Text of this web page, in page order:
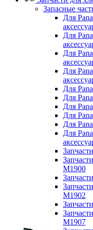
Запасные
Для
Для
Для
Для
Для
Для
Для
Для
Для
Для
M1900
M1902
M1907